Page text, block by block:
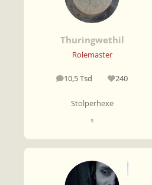
Thuringwethil
Rolemaster
10,5 Tsd
Beiträge 240
Reputation
Stolperhexe
♀